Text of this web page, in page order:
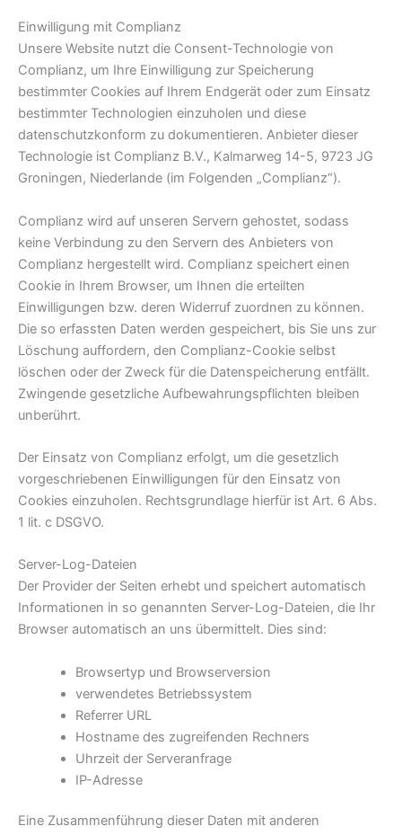
Einwilligung mit Complianz
Unsere Website nutzt die Consent-Technologie von
Complianz, um Ihre Einwilligung zur Speicherung
bestimmter Cookies auf Ihrem Endgerät oder zum Einsatz
bestimmter Technologien einzuholen und diese
datenschutzkonform zu dokumentieren. Anbieter dieser
Technologie ist Complianz B.V., Kalmarweg 14-5, 9723 JG
Groningen, Niederlande (im Folgenden „Complianz“).
Complianz wird auf unseren Servern gehostet, sodass
keine Verbindung zu den Servern des Anbieters von
Complianz hergestellt wird. Complianz speichert einen
Cookie in Ihrem Browser, um Ihnen die erteilten
Einwilligungen bzw. deren Widerruf zuordnen zu können.
Die so erfassten Daten werden gespeichert, bis Sie uns zur
Löschung auffordern, den Complianz-Cookie selbst
löschen oder der Zweck für die Datenspeicherung entfällt.
Zwingende gesetzliche Aufbewahrungspflichten bleiben
unberührt.
Der Einsatz von Complianz erfolgt, um die gesetzlich
vorgeschriebenen Einwilligungen für den Einsatz von
Cookies einzuholen. Rechtsgrundlage hierfür ist Art. 6 Abs.
1 lit. c DSGVO.
Server-Log-Dateien
Der Provider der Seiten erhebt und speichert automatisch
Informationen in so genannten Server-Log-Dateien, die Ihr
Browser automatisch an uns übermittelt. Dies sind:
Browsertyp und Browserversion
verwendetes Betriebssystem
Referrer URL
Hostname des zugreifenden Rechners
Uhrzeit der Serveranfrage
IP-Adresse
Eine Zusammenführung dieser Daten mit anderen